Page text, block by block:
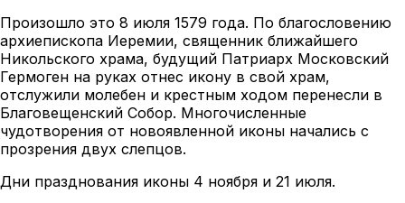
Произошло это 8 июля 1579 года. По благословению
архиепископа Иеремии, священник ближайшего
Никольского храма, будущий Патриарх Московский
Гермоген на руках отнес икону в свой храм,
отслужили молебен и крестным ходом перенесли в
Благовещенский Собор. Многочисленные
чудотворения от новоявленной иконы начались с
прозрения двух слепцов.
Дни празднования иконы 4 ноября и 21 июля.